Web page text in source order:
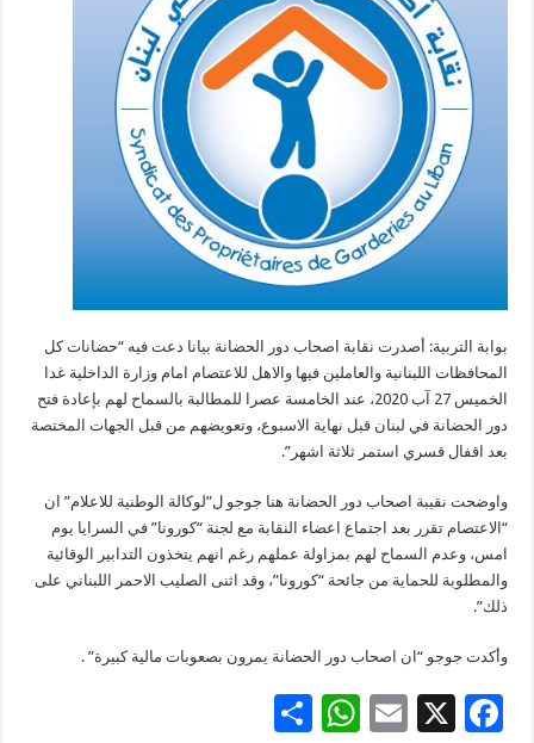
بوابة التربية: أصدرت نقابة اصحاب دور الحضانة بيانا دعت فيه “حضانات كل
المحافظات اللبنانية والعاملين فيها والاهل للاعتصام امام وزارة الداخلية غدا
الخميس 27 آب 2020، عند الخامسة عصرا للمطالبة بالسماح لهم بإعادة فتح
دور الحضانة في لبنان قبل نهاية الاسبوع، وتعويضهم من قبل الجهات المختصة
بعد اقفال قسري استمر ثلاثة اشهر”.
واوضحت نقيبة اصحاب دور الحضانة هنا جوجو ل”لوكالة الوطنية للاعلام” ان
“الاعتصام تقرر بعد اجتماع اعضاء النقابة مع لجنة “كورونا” في السرايا يوم
امس، وعدم السماح لهم بمزاولة عملهم رغم انهم يتخذون التدابير الوقائية
والمطلوبة للحماية من جائحة “كورونا”، وقد اثنى الصليب الاحمر اللبناني على
ذلك”.
وأكدت جوجو “ان اصحاب دور الحضانة يمرون بصعوبات مالية كبيرة” .
F
X
E
W